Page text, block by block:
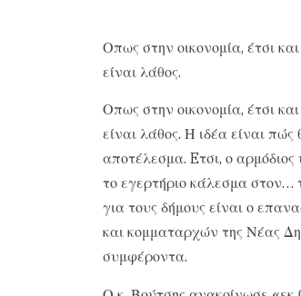
Οπως στην οικονομία, έτσι
είναι λάθος.
Οπως στην οικονομία, έτσι
είναι λάθος. Η ιδέα είναι
αποτέλεσμα. Eτσι, ο
το εγερτήριο κάλεσμα στον…
για τους δήμους είναι ο
και κομματαρχών της Νέας
συμφέροντα.